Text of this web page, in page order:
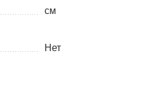
см
Нет